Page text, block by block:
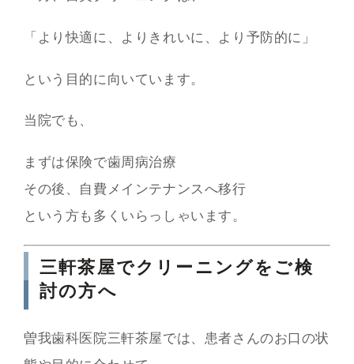
「より快適に、よりきれいに、より予防的に」
という目的に向いています。
当院でも、
まずは保険で歯周病治療
その後、自費メインテナンスへ移行
という方も多くいらっしゃいます。
三軒茶屋でクリーニングをご検
討の方へ
曽我歯科医院三軒茶屋では、患者さんのお口の状